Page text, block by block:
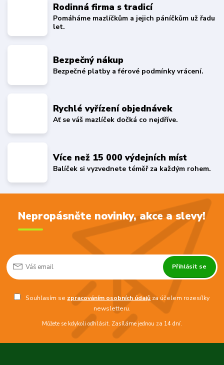
Rodinná firma s tradicí
Pomáháme mazlíčkům a jejich páníčkům už řadu
let.
Bezpečný nákup
Bezpečné platby a férové podmínky vrácení.
Rychlé vyřízení objednávek
Ať se váš mazlíček dočká co nejdříve.
Více než 15 000 výdejních míst
Balíček si vyzvednete téměř za každým rohem.
Nepropásněte novinky, akce a slevy!
Přihlásit se
Souhlasím se zpracováním osobních údajů za účelem rozesílky
newsletteru.
Můžete se kdykoli odhlásit. Zasíláme jednou za 14 dní.